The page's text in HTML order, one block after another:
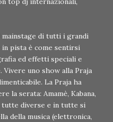
mainstage di tutti i grandi
pista è come sentirsi
ed effetti speciali e
uno show alla Praja
La Praja ha
la serata: Amamè, Kabana,
tutte diverse e in tutte si
della musica (elettronica,